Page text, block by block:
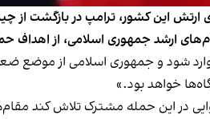
ارتش این کشور، ترامپ در
ارشد جمهوری اسلامی، از اهداف
وارد شود و جمهوری اسلامی از
خواهد بود.»
در این حمله مشترک تلاش کند